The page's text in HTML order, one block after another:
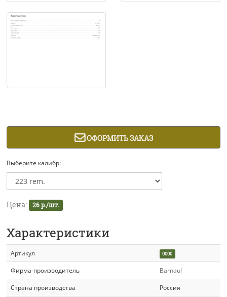
ОФОРМИТЬ ЗАКАЗ
Выберите калибр:
Цена: 26 р./шт.
Характеристики
Артикул 0000
Фирма-производитель
Barnaul
Страна производства
Россия